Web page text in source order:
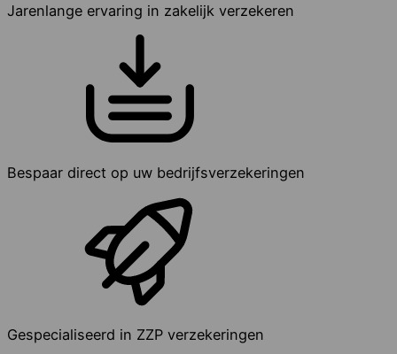
Jarenlange ervaring in zakelijk verzekeren
Bespaar direct op uw bedrijfsverzekeringen
Gespecialiseerd in ZZP verzekeringen